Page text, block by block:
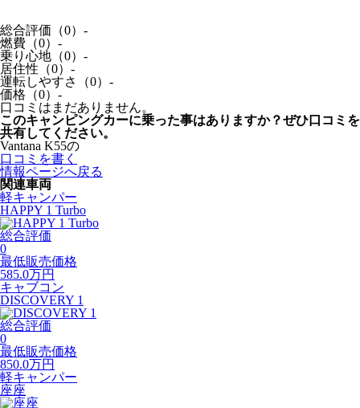
総合評価（0） -
燃費（0） -
乗り心地（0） -
居住性（0） -
運転しやすさ（0） -
価格（0） -
口コミはまだありません。
このキャンピングカーに乗った事はありますか？ぜひ口コミを
共有してください。
Vantana K55の
口コミを書く
情報ページへ戻る
関連車両
軽キャンパー
HAPPY 1 Turbo
総合評価
0
最低販売価格
585.0万円
キャブコン
DISCOVERY 1
総合評価
0
最低販売価格
850.0万円
軽キャンパー
座座